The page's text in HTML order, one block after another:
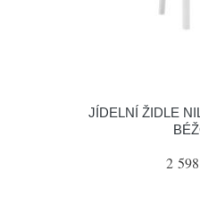
JÍDELNÍ ŽIDLE
2